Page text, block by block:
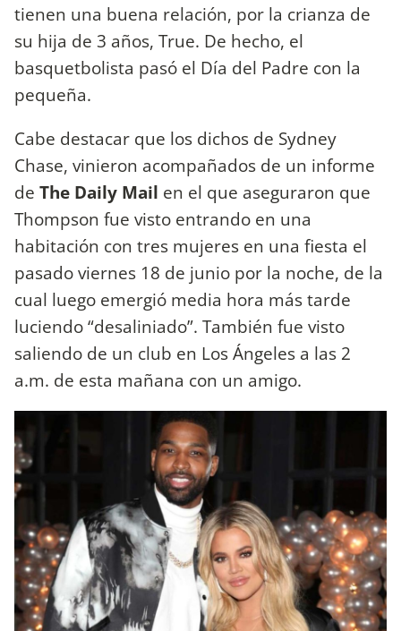
tienen una buena relación, por la crianza de
su hija de 3 años, True. De hecho, el
basquetbolista pasó el Día del Padre con la
pequeña.
Cabe destacar que los dichos de Sydney
Chase, vinieron acompañados de un informe
de The Daily Mail en el que aseguraron que
Thompson fue visto entrando en una
habitación con tres mujeres en una fiesta el
pasado viernes 18 de junio por la noche, de la
cual luego emergió media hora más tarde
luciendo “desaliniado”. También fue visto
saliendo de un club en Los Ángeles a las 2
a.m. de esta mañana con un amigo.